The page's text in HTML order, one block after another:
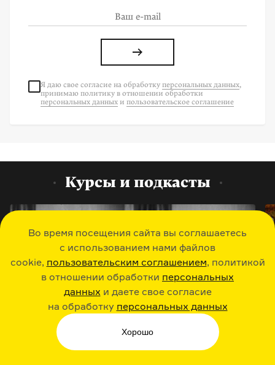
Во время посещения сайта вы соглашаетесь
с использованием нами файлов
cookie, пользовательским соглашением, политикой
в отношении обработки персональных
данных и даете свое согласие
на обработку персональных данных
Хорошо
Я даю свое согласие на обработку персональных данных,
принимаю политику в отношении обработки
персональных данных и пользовательское соглашение
Курсы и подкасты
Чарльз Диккенс: суперзвезда
XIX века